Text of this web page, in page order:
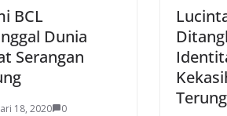
BCL
Dunia
Serangan
18, 2020 0